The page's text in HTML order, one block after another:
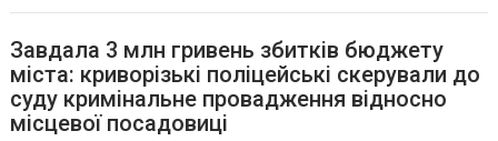
Завдала 3 млн гривень збитків бюджету
міста: криворізькі поліцейські скерували до
суду кримінальне провадження відносно
місцевої посадовиці